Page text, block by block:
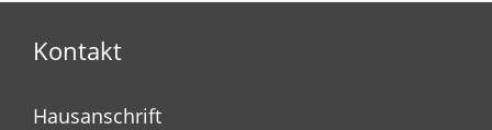
Kontakt
Hausanschrift